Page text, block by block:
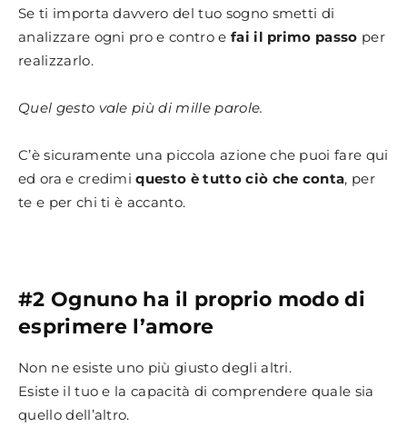
Se ti importa davvero del tuo sogno smetti di
analizzare ogni pro e contro e fai il primo passo per
realizzarlo.
Quel gesto vale più di mille parole.
C’è sicuramente una piccola azione che puoi fare qui
ed ora e credimiquesto è tutto ciò che conta, per
te e per chi ti è accanto.
#2 Ognuno ha il proprio modo di
esprimere l’amore
Non ne esiste uno più giusto degli altri.
Esiste il tuo e la capacità di comprendere quale sia
quello dell’altro.